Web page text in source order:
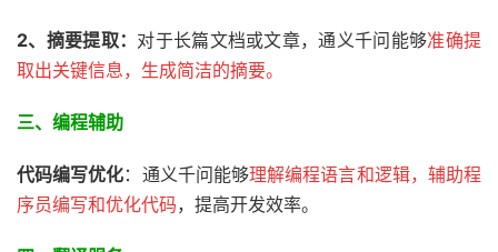
2、摘要提取： 对于长篇文档或文章，通义千问能够准确提
取出关键信息，生成简洁的摘要。
三、 编程辅助
代码编写优化：通义千问能够理解编程语言和逻辑，辅助程
序员编写和优化代码，提高开发效率。